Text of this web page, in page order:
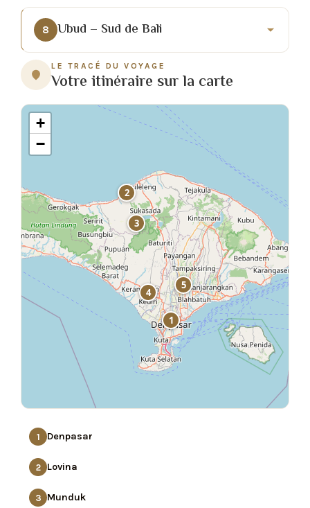
8 Ubud – Sud de Bali
LE TRACÉ DU VOYAGE
Votre itinéraire sur la carte
1
2
3
4
5
+
−
1 Denpasar
2 Lovina
3 Munduk